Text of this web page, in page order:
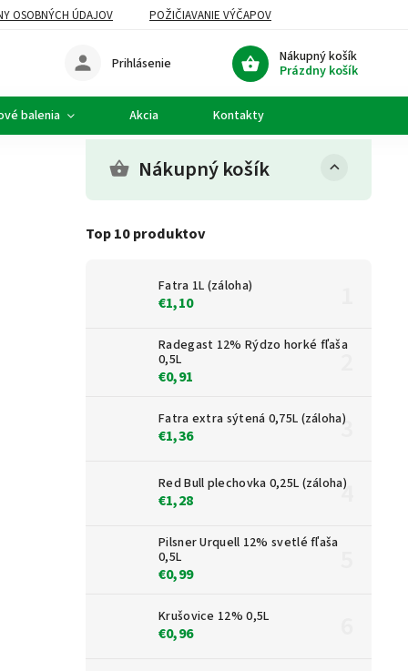
OSOBNÝCH ÚDAJOV
POŽIČIAVANIE VÝČAPOV
Nákupný košík
Prázdny košík
Prihlásenie
balenia Akcia Kontakty
Nákupný košík
Top 10 produktov
Fatra 1L (záloha)
€1,10
Radegast 12% Rýdzo horké fľaša
0,5L
€0,91
Fatra extra sýtená 0,75L (záloha)
€1,36
Red Bull plechovka 0,25L (záloha)
€1,28
Pilsner Urquell 12% svetlé fľaša
0,5L
€0,99
Krušovice 12% 0,5L
€0,96